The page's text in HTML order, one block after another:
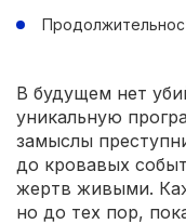
В будущем нет
уникальную
замыслы
до кровавых
жертв живыми.
но до тех пор,